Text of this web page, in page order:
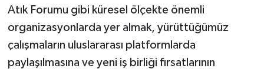
Atık Forumu gibi küresel ölçekte önemli
organizasyonlarda yer almak, yürüttüğümüz
çalışmaların uluslararası platformlarda
paylaşılmasına ve yeni iş birliği fırsatlarının